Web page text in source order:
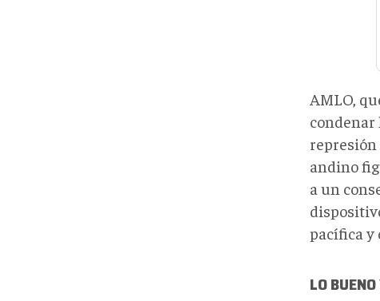
AMLO,
condenar
represión
andino
a un
pacífica y
LO